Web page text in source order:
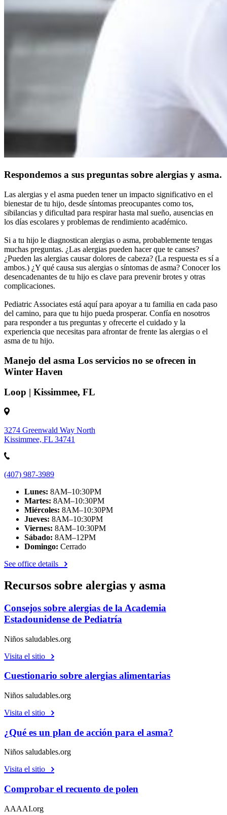
Respondemos a sus preguntas sobre alergias y asma.
Las alergias y el asma pueden tener un impacto significativo en el
bienestar de tu hijo, desde síntomas preocupantes como tos,
sibilancias y dificultad para respirar hasta mal sueño, ausencias en
los días escolares y problemas de rendimiento académico.
Si a tu hijo le diagnostican alergias o asma, probablemente tengas
muchas preguntas. ¿Las alergias pueden hacer que te canses?
¿Pueden las alergias causar dolores de cabeza? (La respuesta es sí a
ambos.) ¿Y qué causa sus alergias o síntomas de asma? Conocer los
desencadenantes de tu hijo es clave para prevenir brotes y otras
complicaciones.
Pediatric Associates está aquí para apoyar a tu familia en cada paso
del camino, para que tu hijo pueda prosperar. Confía en nosotros
para responder a tus preguntas y ofrecerte el cuidado y la
experiencia que necesitas para afrontar de frente las alergias o el
asma de tu hijo.
Manejo del asma Los servicios no se ofrecen in
Winter Haven
Loop | Kissimmee, FL
3274 Greenwald Way North
Kissimmee, FL 34741
(407) 987-3989
Lunes: 8AM–10:30PM
Martes: 8AM–10:30PM
Miércoles: 8AM–10:30PM
Jueves: 8AM–10:30PM
Viernes: 8AM–10:30PM
Sábado: 8AM–12PM
Domingo: Cerrado
See office details
Recursos sobre alergias y asma
Consejos sobre alergias de la Academia
Estadounidense de Pediatría
Niños saludables.org
Visita el sitio
Cuestionario sobre alergias alimentarias
Niños saludables.org
Visita el sitio
¿Qué es un plan de acción para el asma?
Niños saludables.org
Visita el sitio
Comprobar el recuento de polen
AAAAI.org